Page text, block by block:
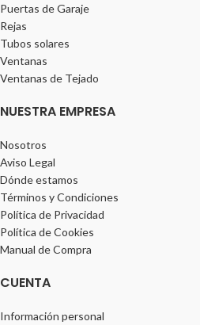
Puertas de Garaje
Rejas
Tubos solares
Ventanas
Ventanas de Tejado
NUESTRA EMPRESA
Nosotros
Aviso Legal
Dónde estamos
Términos y Condiciones
Política de Privacidad
Política de Cookies
Manual de Compra
CUENTA
Información personal